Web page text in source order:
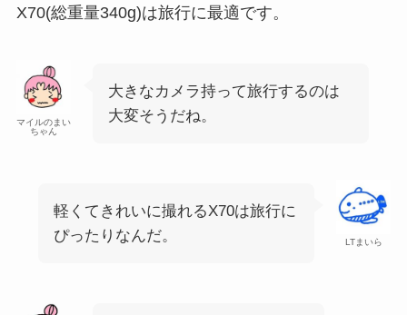
X70(総重量340g)は旅行に最適です。
マイルのまい
ちゃん
大きなカメラ持って旅行するのは
大変そうだね。
LTまいら
軽くてきれいに撮れるX70は旅行に
ぴったりなんだ。